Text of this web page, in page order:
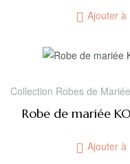
Ajouter à
Collection Robes de Mariée
Robe de mariée
Ajouter à